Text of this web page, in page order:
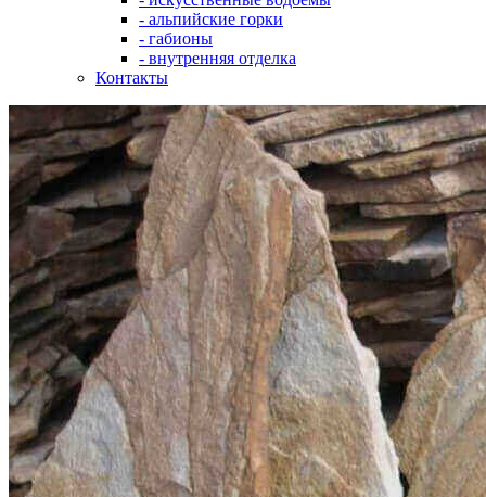
- альпийские горки
- габионы
- внутренняя отделка
Контакты